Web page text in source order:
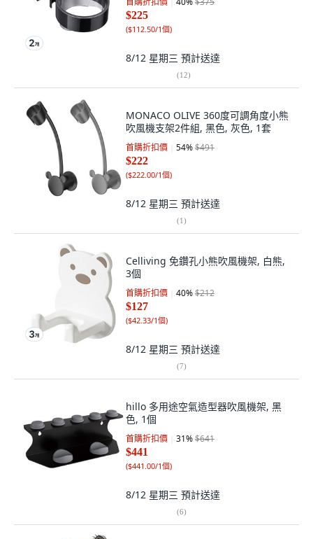
$225
($112.50/1個)
8/12 星期三 預計送達
(12)
MONACO OLIVE 360度可調角度小熊
吹風機支架2件組, 黑色, 灰色, 1套
首購折扣價 54%$491
$222
($222.00/1個)
8/12 星期三 預計送達
(1)
Celliving 免鑽孔小熊吹風機架, 白熊,
3個
首購折扣價 40%$212
$127
($42.33/1個)
8/12 星期三 預計送達
(7)
hillo 多用途空氣造型器吹風機架, 黑
色, 1個
首購折扣價 31%$641
$441
($441.00/1個)
8/12 星期三 預計送達
(6)